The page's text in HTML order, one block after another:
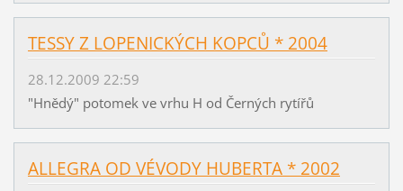
TESSY Z LOPENICKÝCH KOPCŮ * 2004
28.12.2009 22:59
"Hnědý" potomek ve vrhu H od Černých rytířů
ALLEGRA OD VÉVODY HUBERTA * 2002